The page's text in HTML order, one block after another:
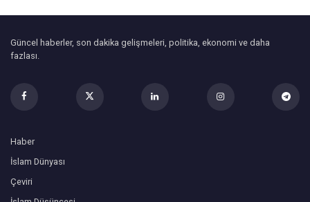
Güncel haberler, son dakika gelişmeleri, politika, ekonomi ve daha
fazlası.
Haber
İslam Dünyası
Çeviri